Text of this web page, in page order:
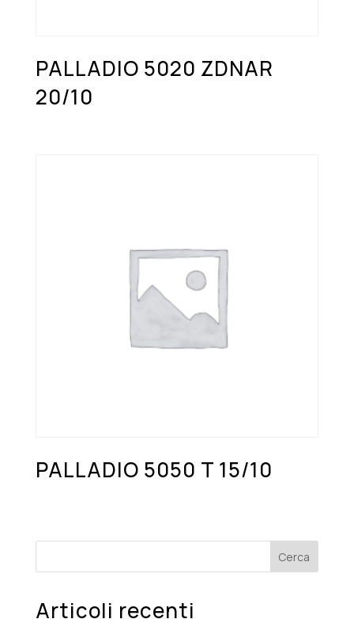
PALLADIO 5020 ZDNAR
20/10
PALLADIO 5050 T 15/10
Cerca
Articoli recenti